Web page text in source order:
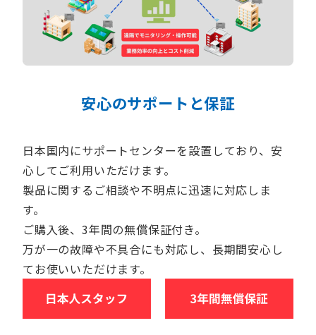
安心のサポートと保証
日本国内にサポートセンターを設置しており、安
心してご利用いただけます。
製品に関するご相談や不明点に迅速に対応しま
す。
ご購入後、3年間の無償保証付き。
万が一の故障や不具合にも対応し、長期間安心し
てお使いいただけます。